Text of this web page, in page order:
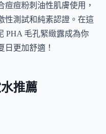
痘痘粉刺油性肌膚使用，
性測試和純素認證。在這
PHA 毛孔緊緻露成為你
日更加舒適！
推薦